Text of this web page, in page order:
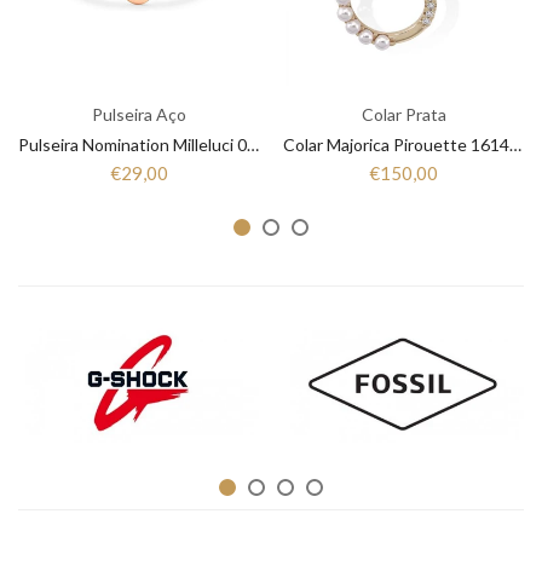
Pulseira Aço
Pulseira Nomination Milleluci 028007 016
€29,00
Colar Prata
Colar Majorica Pirouette 16144.01.1
€150,00